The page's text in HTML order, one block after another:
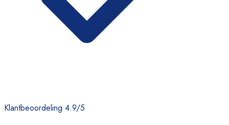
Klantbeoordeling 4.9/5